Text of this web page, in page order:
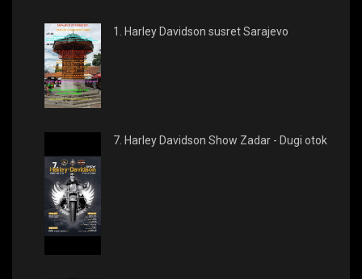
1. Harley Davidson susret Sarajevo
7. Harley Davidson Show Zadar - Dugi otok